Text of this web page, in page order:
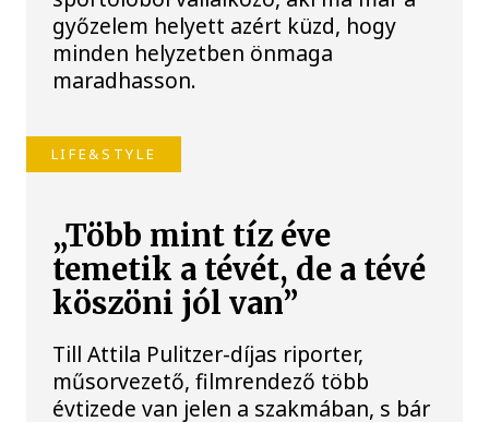
győzelem helyett azért küzd, hogy
minden helyzetben önmaga
maradhasson.
LIFE&STYLE
„Több mint tíz éve
temetik a tévét, de a tévé
köszöni jól van”
Till Attila Pulitzer-díjas riporter,
műsorvezető, filmrendező több
évtizede van jelen a szakmában, s bár